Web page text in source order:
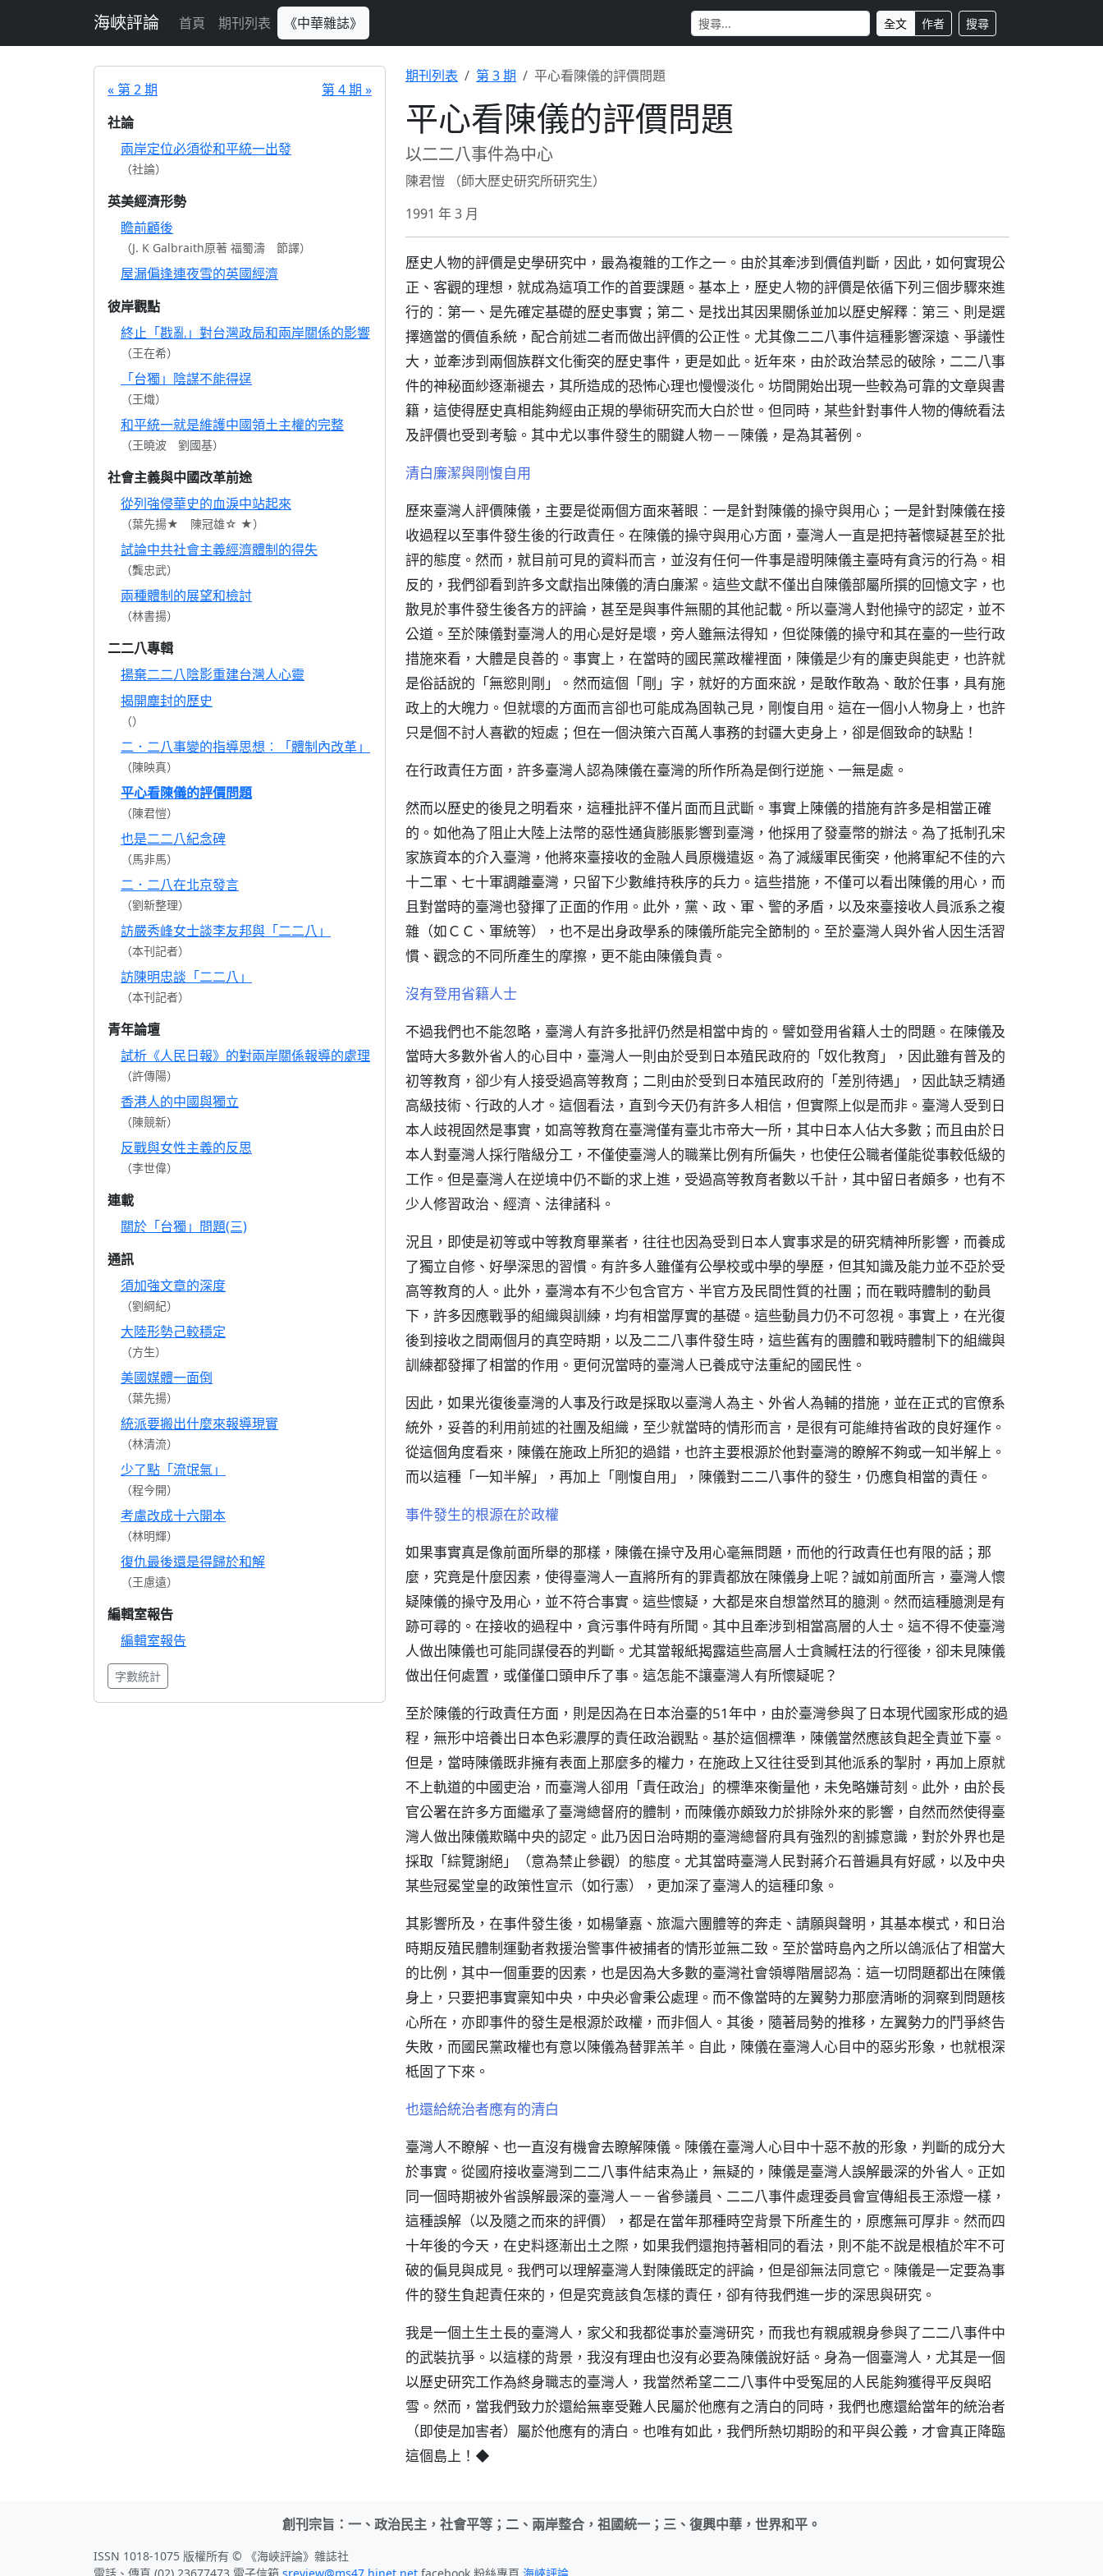
海峽評論 首頁 期刊列表 《中華雜誌》 全文 作者 搜尋
« 第 2 期
第 4 期 »
社論
兩岸定位必須從和平統一出發
（社論）
英美經濟形勢
瞻前顧後
（J. K Galbraith原著 福蜀濤 節譯）
屋漏偏逢連夜雪的英國經濟
彼岸觀點
終止「戡亂」對台灣政局和兩岸關係的影響
（王在希）
「台獨」陰謀不能得逞
（王熾）
和平統一就是維護中國領土主權的完整
（王曉波 劉國基）
社會主義與中國改革前途
從列強侵華史的血淚中站起來
（葉先揚★ 陳冠雄☆ ★）
試論中共社會主義經濟體制的得失
（龔忠武）
兩種體制的展望和檢討
（林書揚）
二二八專輯
揚棄二二八陰影重建台灣人心靈
揭開塵封的歷史
（）
二．二八事變的指導思想︰「體制內改革」
（陳映真）
平心看陳儀的評價問題
（陳君愷）
也是二二八紀念碑
（馬非馬）
二．二八在北京發言
（劉新整理）
訪嚴秀峰女士談李友邦與「二二八」
（本刊記者）
訪陳明忠談「二二八」
（本刊記者）
青年論壇
試析《人民日報》的對兩岸關係報導的處理
（許傳陽）
香港人的中國與獨立
（陳競新）
反戰與女性主義的反思
（李世偉）
連載
關於「台獨」問題(三)
通訊
須加強文章的深度
（劉綱紀）
大陸形勢己較穩定
（方生）
美國媒體一面倒
（葉先揚）
統派要搬出什麼來報導現實
（林清流）
少了點「流氓氣」
（程今開）
考慮改成十六開本
（林明輝）
復仇最後還是得歸於和解
（王慮遠）
編輯室報告
編輯室報告
字數統計
期刊列表 第 3 期 平心看陳儀的評價問題
平心看陳儀的評價問題
以二二八事件為中心
陳君愷 （師大歷史研究所研究生）
1991 年 3 月
歷史人物的評價是史學研究中，最為複雜的工作之一。由於其牽涉到價值判斷，因此，如何實現公
正、客觀的理想，就成為這項工作的首要課題。基本上，歷史人物的評價是依循下列三個步驟來進
行的︰第一、是先確定基礎的歷史事實；第二、是找出其因果關係並加以歷史解釋︰第三、則是選
擇適當的價值系統，配合前述二者而做出評價的公正性。尤其像二二八事件這種影響深遠、爭議性
大，並牽涉到兩個族群文化衝突的歷史事件，更是如此。近年來，由於政治禁忌的破除，二二八事
件的神秘面紗逐漸褪去，其所造成的恐怖心理也慢慢淡化。坊間開始出現一些較為可靠的文章與書
籍，這使得歷史真相能夠經由正規的學術研究而大白於世。但同時，某些針對事件人物的傳統看法
及評價也受到考驗。其中尤以事件發生的關鍵人物－－陳儀，是為其著例。
清白廉潔與剛愎自用
歷來臺灣人評價陳儀，主要是從兩個方面來著眼︰一是針對陳儀的操守與用心；一是針對陳儀在接
收過程以至事件發生後的行政責任。在陳儀的操守與用心方面，臺灣人一直是把持著懷疑甚至於批
評的態度。然而，就目前可見的資料而言，並沒有任何一件事是證明陳儀主臺時有貪污的行為。相
反的，我們卻看到許多文獻指出陳儀的清白廉潔。這些文獻不僅出自陳儀部屬所撰的回憶文字，也
散見於事件發生後各方的評論，甚至是與事件無關的其他記載。所以臺灣人對他操守的認定，並不
公道。至於陳儀對臺灣人的用心是好是壞，旁人雖無法得知，但從陳儀的操守和其在臺的一些行政
措施來看，大體是良善的。事實上，在當時的國民黨政權裡面，陳儀是少有的廉吏與能吏，也許就
是俗話說的「無慾則剛」。然而這個「剛」字，就好的方面來說，是敢作敢為、敢於任事，具有施
政上的大魄力。但就壞的方面而言卻也可能成為固執己見，剛愎自用。這在一個小人物身上，也許
只是個不討人喜歡的短處；但在一個決策六百萬人事務的封疆大吏身上，卻是個致命的缺點！
在行政責任方面，許多臺灣人認為陳儀在臺灣的所作所為是倒行逆施、一無是處。
然而以歷史的後見之明看來，這種批評不僅片面而且武斷。事實上陳儀的措施有許多是相當正確
的。如他為了阻止大陸上法幣的惡性通貨膨脹影響到臺灣，他採用了發臺幣的辦法。為了抵制孔宋
家族資本的介入臺灣，他將來臺接收的金融人員原機遣返。為了減緩軍民衝突，他將軍紀不佳的六
十二軍、七十軍調離臺灣，只留下少數維持秩序的兵力。這些措施，不僅可以看出陳儀的用心，而
且對當時的臺灣也發揮了正面的作用。此外，黨、政、軍、警的矛盾，以及來臺接收人員派系之複
雜（如ＣＣ、軍統等），也不是出身政學系的陳儀所能完全節制的。至於臺灣人與外省人因生活習
慣、觀念的不同所產生的摩擦，更不能由陳儀負責。
沒有登用省籍人士
不過我們也不能忽略，臺灣人有許多批評仍然是相當中肯的。譬如登用省籍人士的問題。在陳儀及
當時大多數外省人的心目中，臺灣人一則由於受到日本殖民政府的「奴化教育」，因此雖有普及的
初等教育，卻少有人接受過高等教育；二則由於受到日本殖民政府的「差別待遇」，因此缺乏精通
高級技術、行政的人才。這個看法，直到今天仍有許多人相信，但實際上似是而非。臺灣人受到日
本人歧視固然是事實，如高等教育在臺灣僅有臺北市帝大一所，其中日本人佔大多數；而且由於日
本人對臺灣人採行階級分工，不僅使臺灣人的職業比例有所偏失，也使任公職者僅能從事較低級的
工作。但是臺灣人在逆境中仍不斷的求上進，受過高等教育者數以千計，其中留日者頗多，也有不
少人修習政治、經濟、法律諸科。
況且，即使是初等或中等教育畢業者，往往也因為受到日本人實事求是的研究精神所影響，而養成
了獨立自修、好學深思的習慣。有許多人雖僅有公學校或中學的學歷，但其知識及能力並不亞於受
高等教育的人。此外，臺灣本有不少包含官方、半官方及民間性質的社團；而在戰時體制的動員
下，許多因應戰爭的組織與訓練，均有相當厚實的基礎。這些動員力仍不可忽視。事實上，在光復
後到接收之間兩個月的真空時期，以及二二八事件發生時，這些舊有的團體和戰時體制下的組織與
訓練都發揮了相當的作用。更何況當時的臺灣人已養成守法重紀的國民性。
因此，如果光復後臺灣的人事及行政是採取以臺灣人為主、外省人為輔的措施，並在正式的官僚系
統外，妥善的利用前述的社團及組織，至少就當時的情形而言，是很有可能維持省政的良好運作。
從這個角度看來，陳儀在施政上所犯的過錯，也許主要根源於他對臺灣的瞭解不夠或一知半解上。
而以這種「一知半解」，再加上「剛愎自用」，陳儀對二二八事件的發生，仍應負相當的責任。
事件發生的根源在於政權
如果事實真是像前面所舉的那樣，陳儀在操守及用心毫無問題，而他的行政責任也有限的話；那
麼，究竟是什麼因素，使得臺灣人一直將所有的罪責都放在陳儀身上呢？誠如前面所言，臺灣人懷
疑陳儀的操守及用心，並不符合事實。這些懷疑，大都是來自想當然耳的臆測。然而這種臆測是有
跡可尋的。在接收的過程中，貪污事件時有所聞。其中且牽涉到相當高層的人士。這不得不使臺灣
人做出陳儀也可能同謀侵吞的判斷。尤其當報紙揭露這些高層人士貪贓枉法的行徑後，卻未見陳儀
做出任何處置，或僅僅口頭申斥了事。這怎能不讓臺灣人有所懷疑呢？
至於陳儀的行政責任方面，則是因為在日本治臺的51年中，由於臺灣參與了日本現代國家形成的過
程，無形中培養出日本色彩濃厚的責任政治觀點。基於這個標準，陳儀當然應該負起全責並下臺。
但是，當時陳儀既非擁有表面上那麼多的權力，在施政上又往往受到其他派系的掣肘，再加上原就
不上軌道的中國吏治，而臺灣人卻用「責任政治」的標準來衡量他，未免略嫌苛刻。此外，由於長
官公署在許多方面繼承了臺灣總督府的體制，而陳儀亦頗致力於排除外來的影響，自然而然使得臺
灣人做出陳儀欺瞞中央的認定。此乃因日治時期的臺灣總督府具有強烈的割據意識，對於外界也是
採取「綜覽謝絕」（意為禁止參觀）的態度。尤其當時臺灣人民對蔣介石普遍具有好感，以及中央
某些冠冕堂皇的政策性宣示（如行憲），更加深了臺灣人的這種印象。
其影響所及，在事件發生後，如楊肇嘉、旅滬六團體等的奔走、請願與聲明，其基本模式，和日治
時期反殖民體制運動者救援治警事件被捕者的情形並無二致。至於當時島內之所以鴿派佔了相當大
的比例，其中一個重要的因素，也是因為大多數的臺灣社會領導階層認為︰這一切問題都出在陳儀
身上，只要把事實稟知中央，中央必會秉公處理。而不像當時的左翼勢力那麼清晰的洞察到問題核
心所在，亦即事件的發生是根源於政權，而非個人。其後，隨著局勢的推移，左翼勢力的鬥爭終告
失敗，而國民黨政權也有意以陳儀為替罪羔羊。自此，陳儀在臺灣人心目中的惡劣形象，也就根深
柢固了下來。
也還給統治者應有的清白
臺灣人不瞭解、也一直沒有機會去瞭解陳儀。陳儀在臺灣人心目中十惡不赦的形象，判斷的成分大
於事實。從國府接收臺灣到二二八事件結束為止，無疑的，陳儀是臺灣人誤解最深的外省人。正如
同一個時期被外省誤解最深的臺灣人－－省參議員、二二八事件處理委員會宣傳組長王添燈一樣，
這種誤解（以及隨之而來的評價），都是在當年那種時空背景下所產生的，原應無可厚非。然而四
十年後的今天，在史料逐漸出土之際，如果我們還抱持著相同的看法，則不能不說是根植於牢不可
破的偏見與成見。我們可以理解臺灣人對陳儀既定的評論，但是卻無法同意它。陳儀是一定要為事
件的發生負起責任來的，但是究竟該負怎樣的責任，卻有待我們進一步的深思與研究。
我是一個土生土長的臺灣人，家父和我都從事於臺灣研究，而我也有親戚親身參與了二二八事件中
的武裝抗爭。以這樣的背景，我沒有理由也沒有必要為陳儀說好話。身為一個臺灣人，尤其是一個
以歷史研究工作為終身職志的臺灣人，我當然希望二二八事件中受冤屈的人民能夠獲得平反與昭
雪。然而，當我們致力於還給無辜受難人民屬於他應有之清白的同時，我們也應還給當年的統治者
（即使是加害者）屬於他應有的清白。也唯有如此，我們所熱切期盼的和平與公義，才會真正降臨
這個島上！◆
創刊宗旨：一、政治民主，社會平等；二、兩岸整合，祖國統一；三、復興中華，世界和平。
ISSN 1018-1075 版權所有 © 《海峽評論》雜誌社